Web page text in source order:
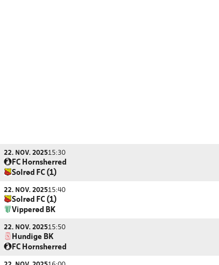
22. NOV. 202515:30
FC Hornsherred
Solrød FC (1)
22. NOV. 202515:40
Solrød FC (1)
Vipperød BK
22. NOV. 202515:50
Hundige BK
FC Hornsherred